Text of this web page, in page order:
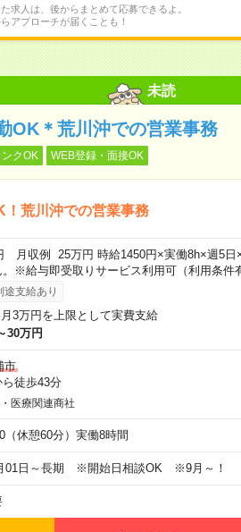
求人は、後からまとめて応募できるよ。
アプローチが届くことも！
未読
OK＊荒川沖での営業事務
クOK WEB登録・面接OK
！荒川沖での営業事務
月収例 25万円 時給1450円×実働8h×週5
。※給与即受取りサービス利用可（利用条件
途支給あり
3万円を上限として実費支給
30万円
市
徒歩43分
医療関連商社
（休憩60分）実働8時間
01日～長期 ※開始日相談OK ※9月～！